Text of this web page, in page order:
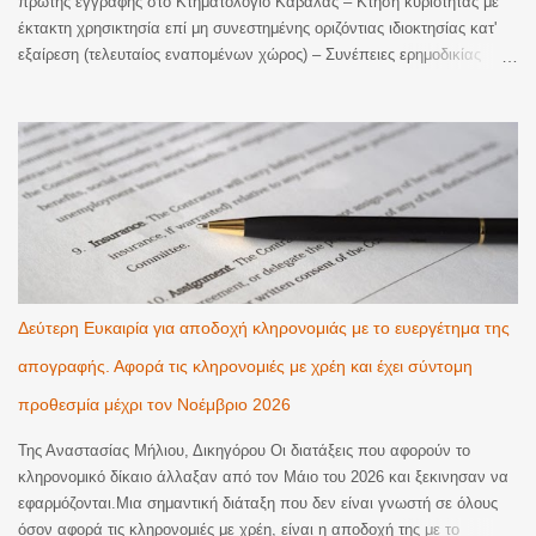
έκτακτη χρησικτησία επί μη συνεστημένης οριζόντιας ιδιοκτησίας κατ'
εξαίρεση (τελευταίος εναπομένων χώρος) – Συνέπειες ερημοδικίας
σύστημα της αντιπαροχής, βάσει εργολαβικού προσυμφώνου του 1979.
Η εργολάβος εταιρεία (στην οποία συμμετείχαν ο ενάγων και ο
πατέρας του) έπρεπε να λάβει ως εργολαβικό αντάλλαγμα ποσοστό
542%ο εξ αδιαιρέτου επί του οικοπέδου. Μετά τη νόμιμη μεταβίβαση
διαφόρων οριζόντιων ιδιοκτησιών σε τρίτους, απέμεινε στην εργολάβο
εταιρεία ένα ποσοστό συγκυριότητας 62%ο εξ αδιαιρέτου επί του όλου
οικοπέδου, το οποίο αντιστοιχούσε σε δύο ισόγεια καταστήματα (Κ1 και
Κ2). Ωστόσο, τα καταστήματα αυτά δεν είχαν υπαχθεί επίσημα στο
εταιρεία, και μετά τη λ...
Δεύτερη Ευκαιρία για αποδοχή κληρονομιάς με το ευεργέτημα της
απογραφής. Αφορά τις κληρονομιές με χρέη και έχει σύντομη
προθεσμία μέχρι τον Νοέμβριο 2026
Της Αναστασίας Μήλιου, Δικηγόρου Οι διατάξεις που αφορούν το
κληρονομικό δίκαιο άλλαξαν από τον Μάιο του 2026 και ξεκινησαν να
εφαρμόζονται.Μια σημαντική διάταξη που δεν είναι γνωστή σε όλους
όσον αφορά τις κληρονομιές με χρέη, είναι η αποδοχή της με το